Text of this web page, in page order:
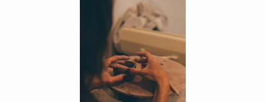
SERVICES
A PROPOS